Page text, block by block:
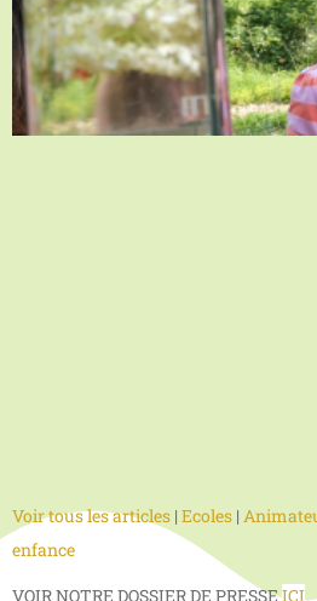
Voir tous les articles | Ecoles |
enfance
VOIR NOTRE DOSSIER DE PRESSEICI